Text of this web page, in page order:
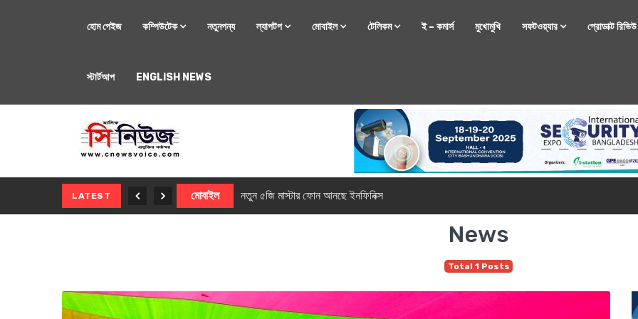
হোম পেইজ কম্পিউটেক নতুনপন্য ল্যাপটপ মোবাইল টেলিকম ই – কমার্স মুখোমুখি সফটওয়্যার প্রোডাক্ট রিভিউ
স্টার্টআপ ENGLISH NEWS
LATEST মোবাইল নতুন সি-সিরিজ স্মার্টফোন নিয়ে আসছে রিয়েলমি
News
Total 1 Posts